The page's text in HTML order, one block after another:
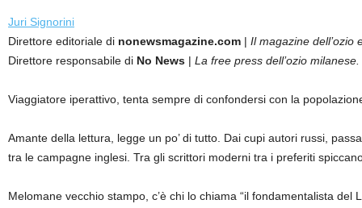
Juri Signorini
Direttore editoriale di nonewsmagazine.com | Il magazine dell’ozio
Direttore responsabile di No News | La free press dell’ozio milanese.
Viaggiatore iperattivo, tenta sempre di confondersi con la
Amante della lettura, legge un po’ di tutto. Dai cupi autori russi,
tra le campagne inglesi. Tra gli scrittori moderni tra i preferiti
Melomane vecchio stampo, c’è chi lo chiama “il fondamentalista